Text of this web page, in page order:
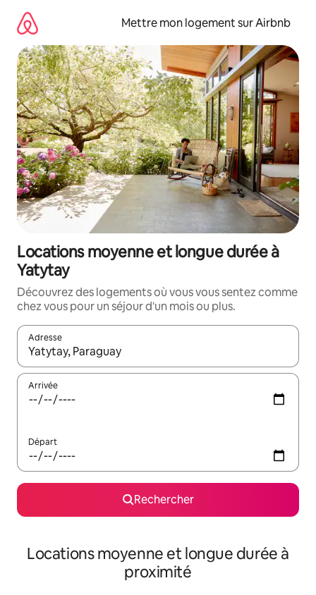
directement
contenu
Mettre mon logement sur Airbnb
Locations moyenne et longue durée à
Yatytay
Découvrez des logements où vous vous sentez comme
chez vous pour un séjour d'un mois ou plus.
Adresse
Lorsque les résultats s'affichent, utilisez les flèches vers le
Arrivée
Départ
Rechercher
Locations moyenne et longue durée à
proximité